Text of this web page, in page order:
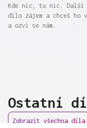
Kde nic, tu nic. Další
dílo zájem a chceš ho
a ozvi se nám.
Ostatní
Zobrazit všechna díla